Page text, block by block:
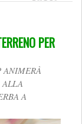
PER
ANIMERÀ
ALLA
A